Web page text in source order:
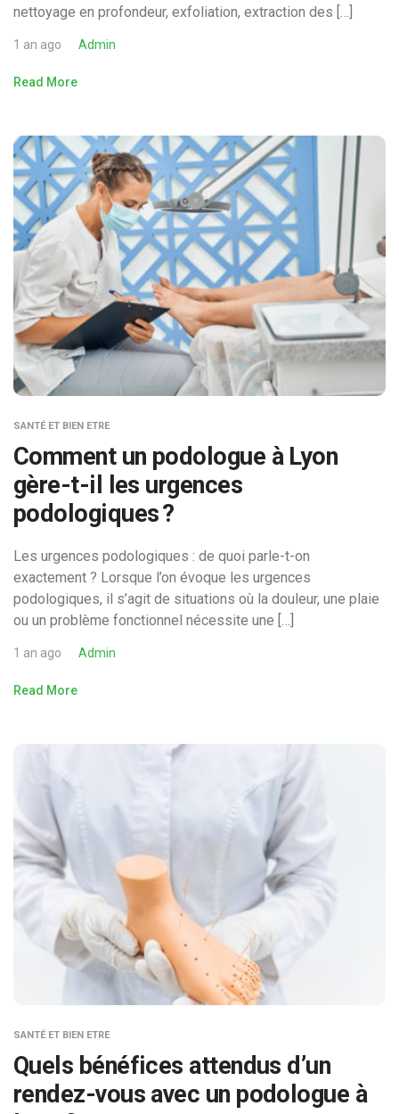
nettoyage en profondeur, exfoliation, extraction des […]
1 an ago Admin
Read More
SANTÉ ET BIEN ETRE
Comment un podologue à Lyon
gère-t-il les urgences
podologiques ?
Les urgences podologiques : de quoi parle-t-on
exactement ? Lorsque l’on évoque les urgences
podologiques, il s’agit de situations où la douleur, une plaie
ou un problème fonctionnel nécessite une […]
1 an ago Admin
Read More
SANTÉ ET BIEN ETRE
Quels bénéfices attendus d’un
rendez-vous avec un podologue à